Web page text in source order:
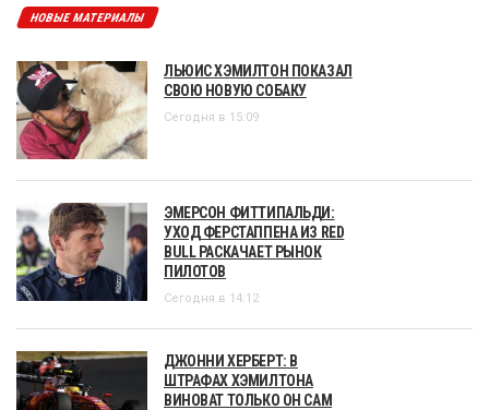
НОВЫЕ МАТЕРИАЛЫ
ЛЬЮИС ХЭМИЛТОН ПОКАЗАЛ
СВОЮ НОВУЮ СОБАКУ
Сегодня в 15:09
ЭМЕРСОН ФИТТИПАЛЬДИ:
УХОД ФЕРСТАППЕНА ИЗ RED
BULL РАСКАЧАЕТ РЫНОК
ПИЛОТОВ
Сегодня в 14:12
ДЖОННИ ХЕРБЕРТ: В
ШТРАФАХ ХЭМИЛТОНА
ВИНОВАТ ТОЛЬКО ОН САМ